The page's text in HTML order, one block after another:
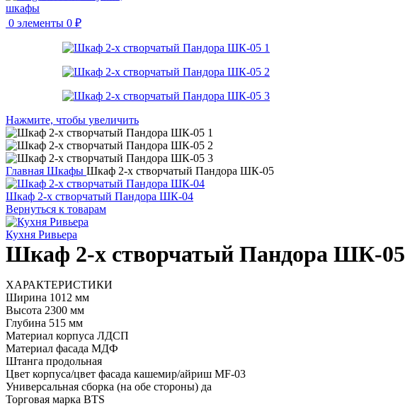
0 элементы 0 ₽
Нажмите, чтобы увеличить
Главная Шкафы Шкаф 2-х створчатый Пандора ШК-05
Шкаф 2-х створчатый Пандора ШК-04
Вернуться к товарам
Кухня Ривьера
Шкаф 2-х створчатый Пандора ШК-05
ХАРАКТЕРИСТИКИ
Ширина 1012 мм
Высота 2300 мм
Глубина 515 мм
Материал корпуса ЛДСП
Материал фасада МДФ
Штанга продольная
Цвет корпуса/цвет фасада кашемир/айриш MF-03
Универсальная сборка (на обе стороны) да
Торговая марка BTS